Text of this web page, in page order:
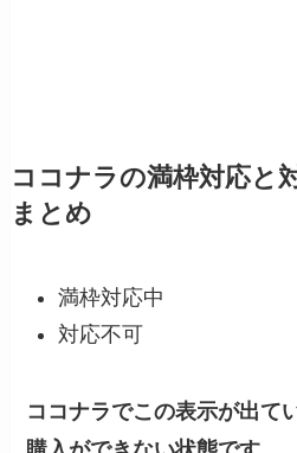
ココナラの満枠対応と
まとめ
満枠対応中
対応不可
ココナラでこの表示が出て